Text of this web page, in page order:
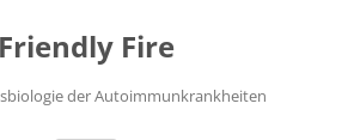
Friendly Fire
der Autoimmunkrankheiten